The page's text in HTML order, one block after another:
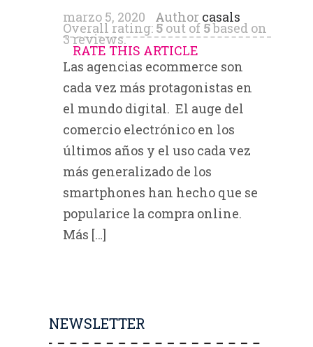
marzo 5, 2020 Author casals
Overall rating: 5 out of 5based on
3reviews.
RATE THIS ARTICLE
Las agencias ecommerce son
cada vez más protagonistas en
el mundo digital. El auge del
comercio electrónico en los
últimos años y el uso cada vez
más generalizado de los
smartphones han hecho que se
popularice la compra online.
Más […]
NEWSLETTER